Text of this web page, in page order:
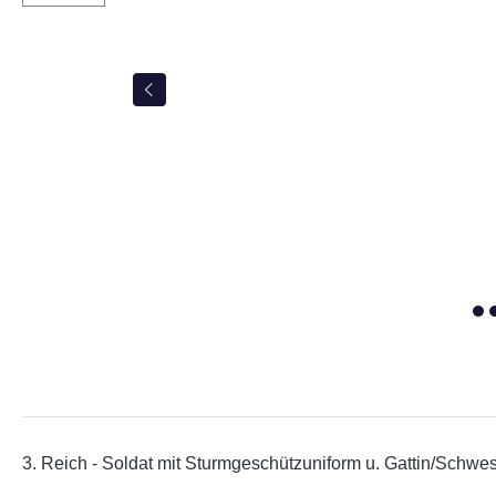
3. Reich - Soldat mit Sturmgeschützuniform u. Gattin/